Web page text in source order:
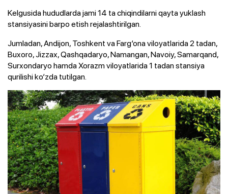
Kelgusida hududlarda jami 14 ta chiqindilarni qayta yuklash
stansiyasini barpo etish rejalashtirilgan.
Jumladan, Andijon, Toshkent va Farg‘ona viloyatlarida 2 tadan,
Buxoro, Jizzax, Qashqadaryo, Namangan, Navoiy, Samarqand,
Surxondaryo hamda Xorazm viloyatlarida 1 tadan stansiya
qurilishi ko‘zda tutilgan.